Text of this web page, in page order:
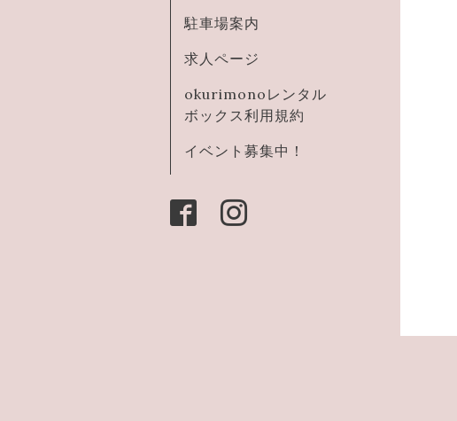
駐車場案内
求人ページ
okurimonoレンタル
ボックス利用規約
イベント募集中！